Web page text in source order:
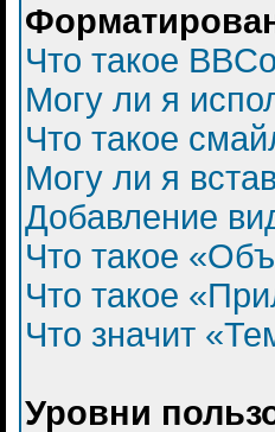
Что такое
Могу ли я
Что такое
Могу ли я
Добавление
Что такое
Что такое
Что значит
Уровни